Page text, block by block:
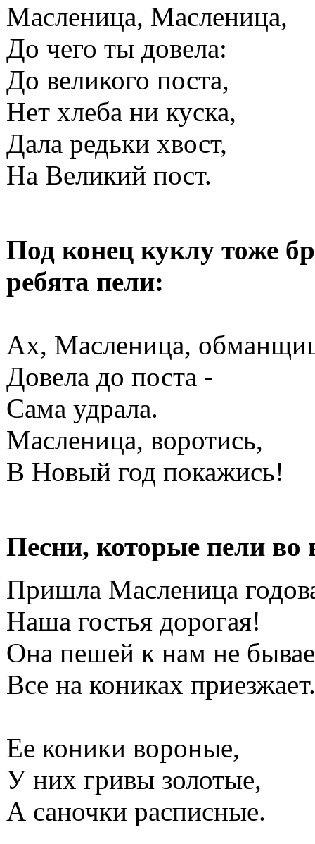
Масленица, Масленица,
До чего ты довела:
До великого поста,
Нет хлеба ни куска,
Дала редьки хвост,
На Великий пост.
Под конец куклу тоже
ребята пели:
Ах, Масленица,
Довела до поста -
Сама удрала.
Масленица, воротись,
В Новый год покажись!
Песни, которые пели
Пришла Масленица
Наша гостья дорогая!
Она пешей к нам не
Все на кониках приезжает.
Ее коники вороные,
У них гривы золотые,
А саночки расписные.